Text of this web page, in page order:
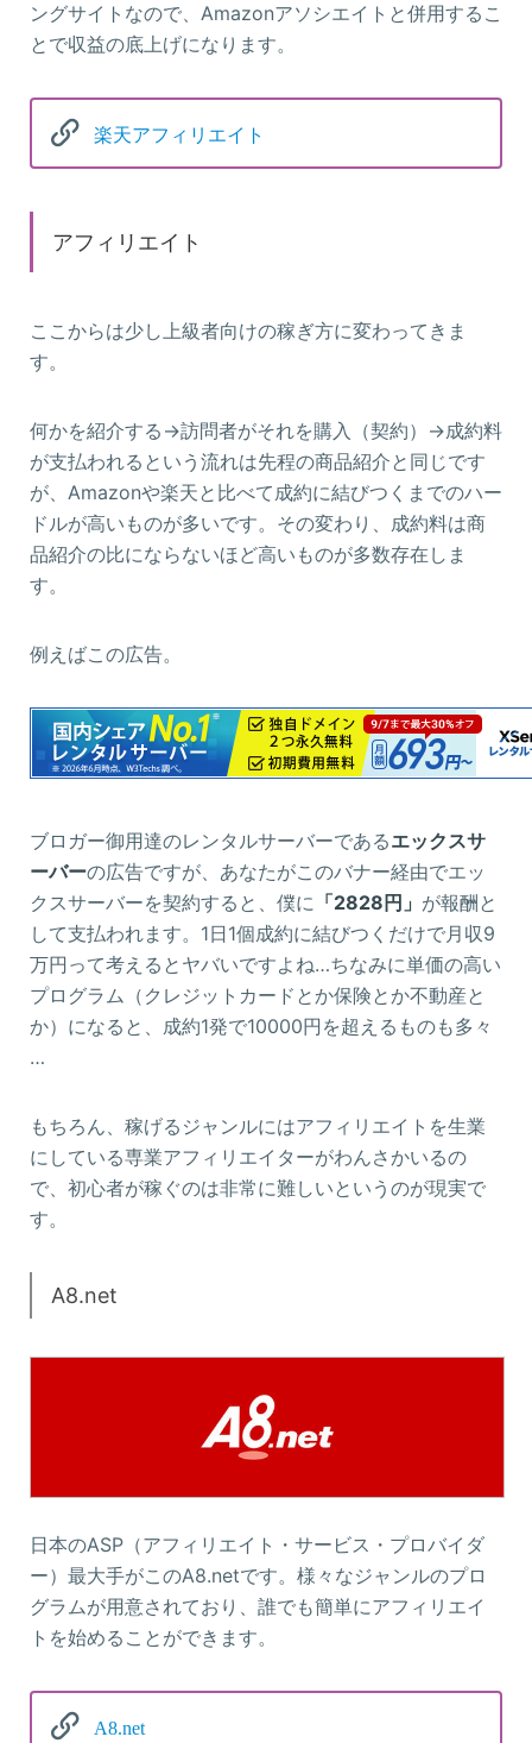
ングサイトなので、Amazonアソシエイトと併用するこ
とで収益の底上げになります。
楽天アフィリエイト
アフィリエイト
ここからは少し上級者向けの稼ぎ方に変わってきま
す。
何かを紹介する→訪問者がそれを購入（契約）→成約料
が支払われるという流れは先程の商品紹介と同じです
が、Amazonや楽天と比べて成約に結びつくまでのハー
ドルが高いものが多いです。その変わり、成約料は商
品紹介の比にならないほど高いものが多数存在しま
す。
例えばこの広告。
ブロガー御用達のレンタルサーバーであるエックスサ
ーバーの広告ですが、あなたがこのバナー経由でエッ
クスサーバーを契約すると、僕に 「2828円」 が報酬と
して支払われます。1日1個成約に結びつくだけで月収9
万円って考えるとヤバいですよね…ちなみに単価の高い
プログラム（クレジットカードとか保険とか不動産と
か）になると、成約1発で10000円を超えるものも多々
…
もちろん、稼げるジャンルにはアフィリエイトを生業
にしている専業アフィリエイターがわんさかいるの
で、初心者が稼ぐのは非常に難しいというのが現実で
す。
A8.net
日本のASP（アフィリエイト・サービス・プロバイダ
ー）最大手がこのA8.netです。様々なジャンルのプロ
グラムが用意されており、誰でも簡単にアフィリエイ
トを始めることができます。
A8.net